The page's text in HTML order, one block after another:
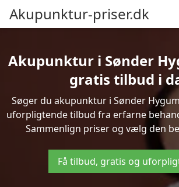
Akupunktur-priser.dk
Akupunktur i Sønder
gratis tilbud i
Søger du akupunktur i Sønder
uforpligtende tilbud fra erfarne
Sammenlign priser og vælg den
Få tilbud, gratis og